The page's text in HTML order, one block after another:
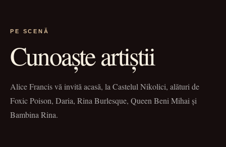
PE SCENĂ
Cunoaște artiștii
Alice Francis vă invită acasă, la Castelul Nikolici, alături de
Foxic Poison, Daria, Rina Burlesque, Queen Beni Mihai și
Bambina Rina.